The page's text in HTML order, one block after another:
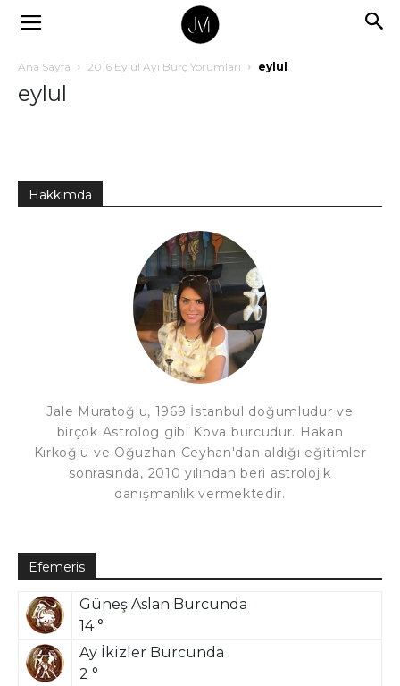
Ana Sayfa 2016 Eylül Ayı Burç Yorumları eylul
eylul
Hakkımda
Jale Muratoğlu, 1969 İstanbul doğumludur ve
birçok Astrolog gibi Kova burcudur. Hakan
Kırkoğlu ve Oğuzhan Ceyhan'dan aldığı eğitimler
sonrasında, 2010 yılından beri astrolojik
danışmanlık vermektedir.
Efemeris
Güneş Aslan Burcunda
14 °
Ay İkizler Burcunda
2 °